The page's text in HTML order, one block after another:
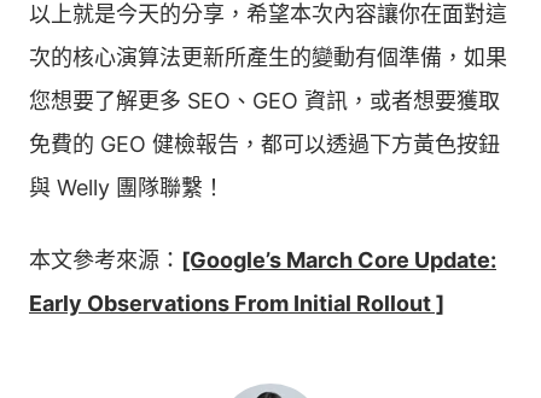
以上就是今天的分享，希望本次內容讓你在面對這
次的核心演算法更新所產生的變動有個準備，如果
您想要了解更多 SEO、GEO 資訊，或者想要獲取
免費的 GEO 健檢報告，都可以透過下方黃色按鈕
與 Welly 團隊聯繫！
本文參考來源： [Google’s March Core Update:
Early Observations From Initial Rollout ]